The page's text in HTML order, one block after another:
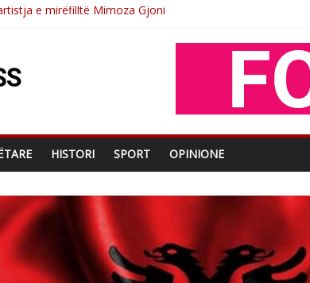
Shala -BOLL MO
nderohet me mirenjohje nga Xhevdet Qeriqi Dega e
HISTORI SPORT OPINIONE